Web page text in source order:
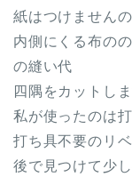
紙はつけません
内側にくる布の
の縫い代
四隅をカットし
私が使ったのは
打ち具不要のリ
後で見つけて少